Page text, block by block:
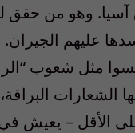
وهو من حقق
عليهم الجيران.
مثل شعوب
الشعارات
الأقل – يعيش